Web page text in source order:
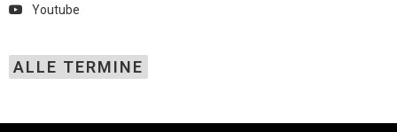
Youtube
ALLE TERMINE